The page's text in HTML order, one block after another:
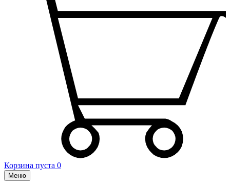
Корзина пуста 0
Меню